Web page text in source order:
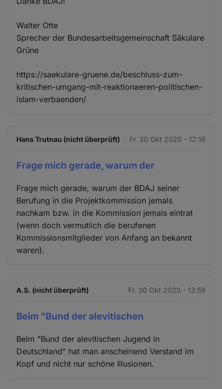
Walter Otte
Sprecher der Bundesarbeitsgemeinschaft Säkulare
Grüne
https://saekulare-gruene.de/beschluss-zum-
kritischen-umgang-mit-reaktionaeren-politischen-
islam-verbaenden/
Hans Trutnau (nicht überprüft) Fr. 30 Okt 2020 - 12:16
Frage mich gerade, warum der
Frage mich gerade, warum der BDAJ seiner
Berufung in die Projektkommission jemals
nachkam bzw. in die Kommission jemals eintrat
(wenn doch vermutlich die berufenen
Kommissionsmitglieder von Anfang an bekannt
waren).
A.S. (nicht überprüft) Fr. 30 Okt 2020 - 13:59
Beim "Bund der alevitischen
Beim "Bund der alevitischen Jugend in
Deutschland" hat man anscheinend Verstand im
Kopf und nicht nur schöne Illusionen.